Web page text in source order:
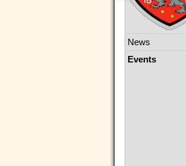
Navigation
News
Events